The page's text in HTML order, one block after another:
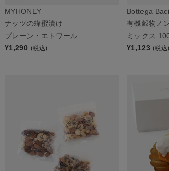
MYHONEY
ナッツの蜂蜜漬け
プレーン・エトワール
¥1,290 (税込)
Bottega Baci
有機穀物ノ
ミックス
¥1,123 (税込)